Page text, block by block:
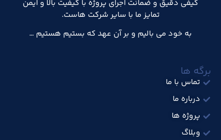
کیفی دقیق و ضمانت اجرای پروژه با کیفیت بالا و ایمن
تمایز ما با سایر شرکت هاست.
به خود می بالیم و بر آن عهد که بستیم هستیم …
برگه ها
تماس با ما
درباره ما
پروژه ها
وبلاگ